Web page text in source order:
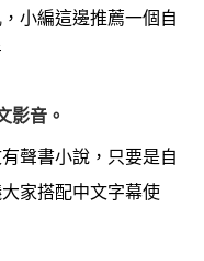
小編這邊推薦一個自
影音 。
聲書小說，只要是自
家搭配中文字幕使